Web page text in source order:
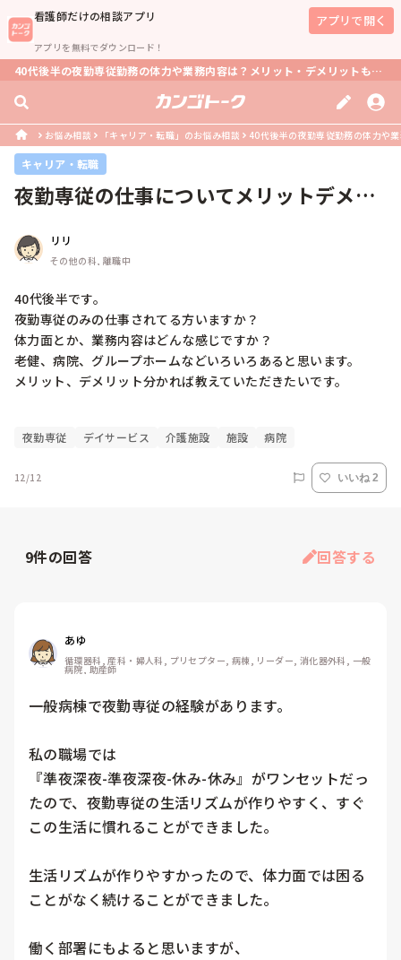
看護師だけの相談アプリ
アプリを無料でダウンロード！
アプリで開く
40代後半の夜勤専従勤務の体力や業務内容は？メリット・デメリットも解説
お悩み相談 「キャリア・転職」のお悩み相談 40代後半の夜勤専従勤務の体力や
キャリア・転職
夜勤専従の仕事についてメリットデメリ
リリ
その他の科, 離職中
40代後半です。
夜勤専従のみの仕事されてる方いますか？
体力面とか、業務内容はどんな感じですか？
老健、病院、グループホームなどいろいろあると思います。
メリット、デメリット分かれば教えていただきたいです。
夜勤専従 デイサービス 介護施設 施設 病院
12/12 いいね 2
9件の回答 回答する
あゆ
循環器科, 産科・婦人科, プリセプター, 病棟, リーダー, 消化器外科, 一般
病院, 助産師
一般病棟で夜勤専従の経験があります。
私の職場では
『準夜深夜-準夜深夜-休み-休み』がワンセットだっ
たので、夜勤専従の生活リズムが作りやすく、すぐ
この生活に慣れることができました。
生活リズムが作りやすかったので、体力面では困る
ことがなく続けることができました。
働く部署にもよると思いますが、